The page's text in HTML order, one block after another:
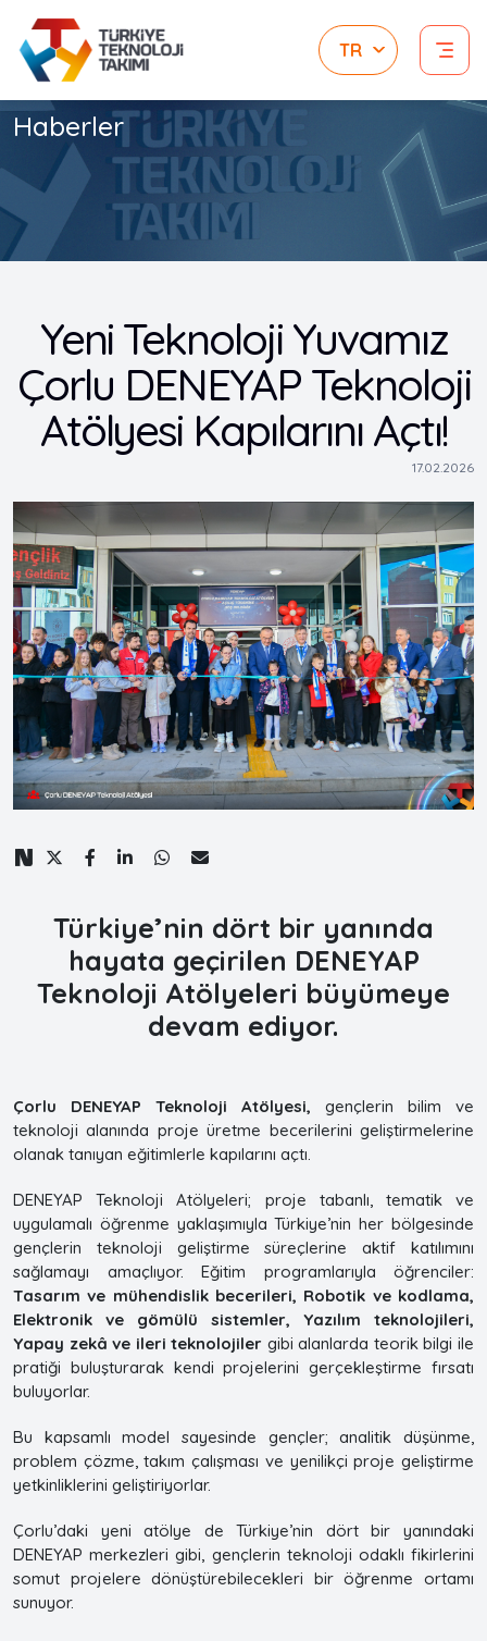
Haberler
Yeni Teknoloji Yuvamız
Çorlu DENEYAP Teknoloji
Atölyesi Kapılarını Açtı!
17.02.2026
Türkiye’nin dört bir yanında
hayata geçirilen DENEYAP
Teknoloji Atölyeleri büyümeye
devam ediyor.
Çorlu DENEYAP Teknoloji Atölyesi, gençlerin bilim ve
teknoloji alanında proje üretme becerilerini geliştirmelerine
olanak tanıyan eğitimlerle kapılarını açtı.
DENEYAP Teknoloji Atölyeleri; proje tabanlı, tematik ve
uygulamalı öğrenme yaklaşımıyla Türkiye’nin her bölgesinde
gençlerin teknoloji geliştirme süreçlerine aktif katılımını
sağlamayı amaçlıyor. Eğitim programlarıyla öğrenciler:
Tasarım ve mühendislik becerileri, Robotik ve kodlama,
Elektronik ve gömülü sistemler, Yazılım teknolojileri,
Yapay zekâ ve ileri teknolojiler gibi alanlarda teorik bilgi ile
pratiği buluşturarak kendi projelerini gerçekleştirme fırsatı
buluyorlar.
Bu kapsamlı model sayesinde gençler; analitik düşünme,
problem çözme, takım çalışması ve yenilikçi proje geliştirme
yetkinliklerini geliştiriyorlar.
Çorlu’daki yeni atölye de Türkiye’nin dört bir yanındaki
DENEYAP merkezleri gibi, gençlerin teknoloji odaklı fikirlerini
somut projelere dönüştürebilecekleri bir öğrenme ortamı
sunuyor.